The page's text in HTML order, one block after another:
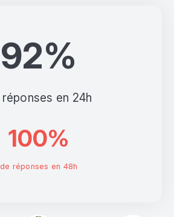
92%
en 24h
100%
de réponses en 48h